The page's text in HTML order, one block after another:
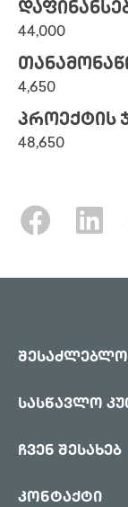
44,000
4,650
ᲞᲠᲝᲔᲥᲢᲘᲡ
48,650
სასწავლო
ჩვენ შესახებ
კონტაქტი